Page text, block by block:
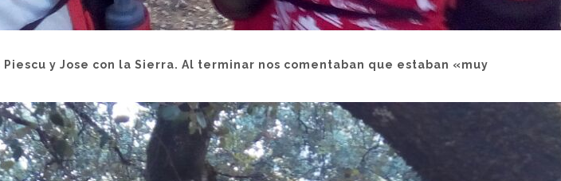
y Jose con la Sierra. Al terminar nos comentaban que estaban «muy